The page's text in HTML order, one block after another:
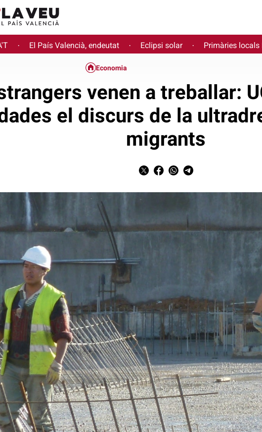
· El País Valencià, endeutat · Eclipsi solar · Primàries locals
Economia
venen a treballar:
el discurs de la
migrants